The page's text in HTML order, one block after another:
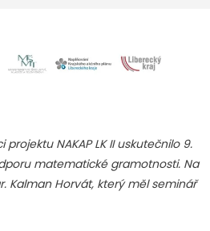
NAKAP LK II uskutečnilo 9.
matematické gramotnosti. Na
Kalman Horvát, který měl seminář